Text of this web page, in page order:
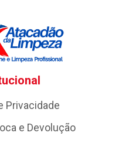
Privacidade
e Devolução